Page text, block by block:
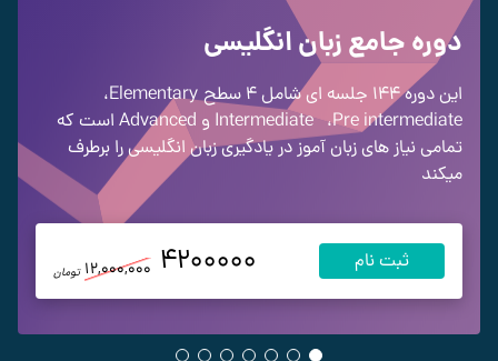
دوره جامع زبان انگلیسی
این دوره 144 جلسه ای شامل 4 سطح Elementary،
Pre intermediate، Intermediate و Advanced
است که
تمامی نیاز های زبان آموز در یادگیری زبان انگلیسی را برطرف
میکند
ثبت نام 4200000
12,000,000 تومان